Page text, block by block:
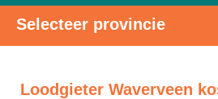
Selecteer provincie
Loodgieter Waverveen